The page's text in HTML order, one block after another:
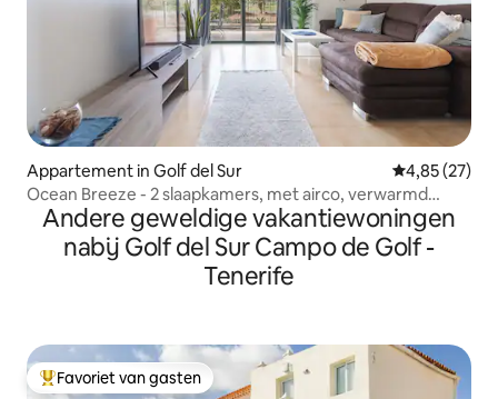
Appartement in Golf del Sur Gemiddelde
4,85 (27)
Ocean Breeze - 2 slaapkamers, met airco, verwarmd
zwembad, wifi
Andere geweldige vakantiewoningen
nabij Golf del Sur Campo de Golf -
Tenerife
Topfavoriet van gasten
Favoriet van gasten